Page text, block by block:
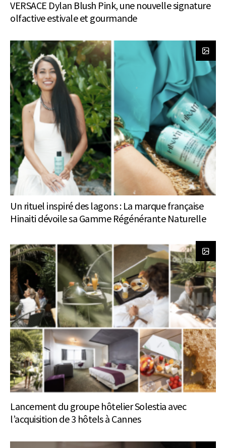
VERSACE Dylan Blush Pink, une nouvelle signature
olfactive estivale et gourmande
Un rituel inspiré des lagons : La marque française
Hinaiti dévoile sa Gamme Régénérante Naturelle
Lancement du groupe hôtelier Solestia avec
l’acquisition de 3 hôtels à Cannes